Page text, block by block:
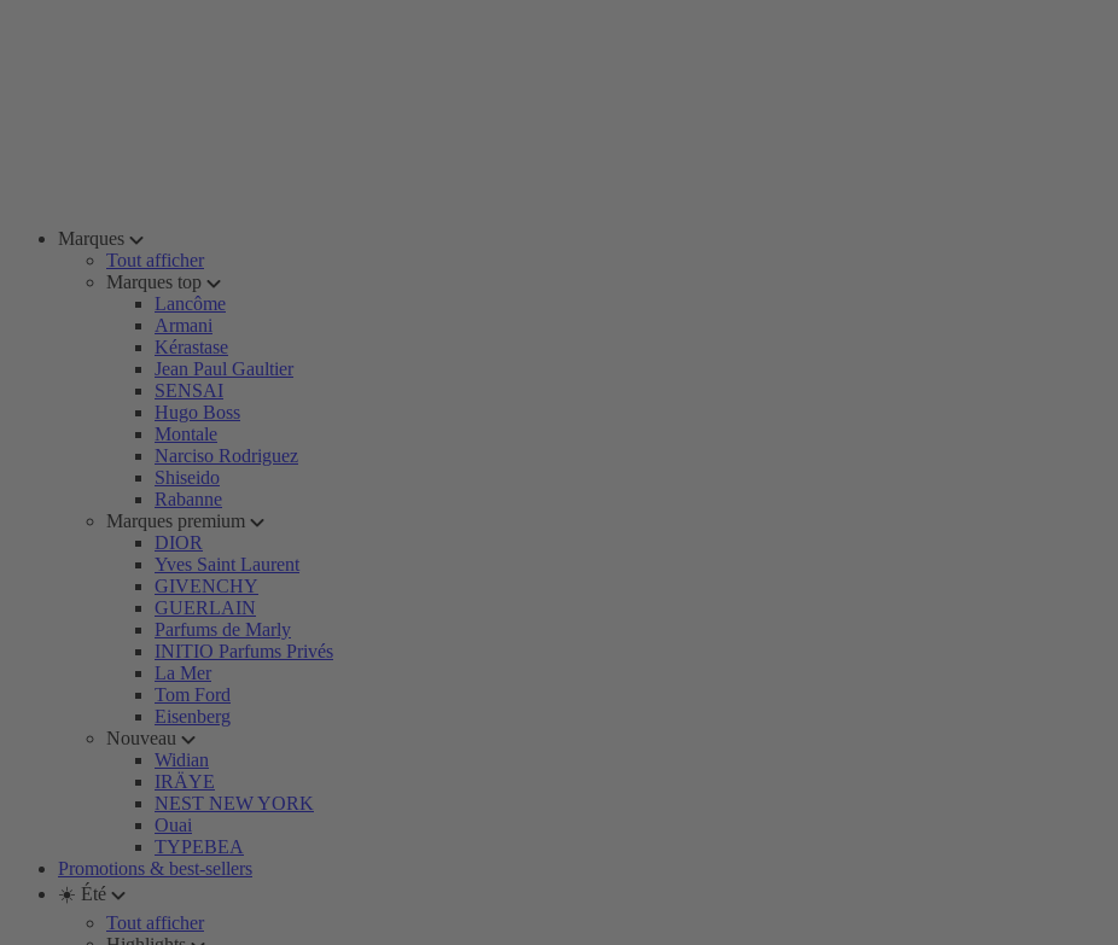
Marques
Tout afficher
Marques top
Lancôme
Armani
Kérastase
Jean Paul Gaultier
SENSAI
Hugo Boss
Montale
Narciso Rodriguez
Shiseido
Rabanne
Marques premium
DIOR
Yves Saint Laurent
GIVENCHY
GUERLAIN
Parfums de Marly
INITIO Parfums Privés
La Mer
Tom Ford
Eisenberg
Nouveau
Widian
IRÄYE
NEST NEW YORK
Ouai
TYPEBEA
Promotions & best-sellers
☀️ Été
Tout afficher